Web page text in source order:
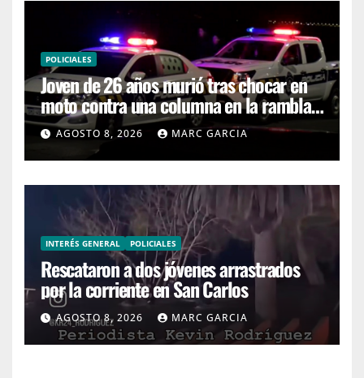
POLICIALES
Joven de 26 años murió tras chocar en
moto contra una columna en la rambla
Mansa
AGOSTO 8, 2026 MARC GARCIA
INTERÉS GENERAL POLICIALES
Rescataron a dos jóvenes arrastrados
por la corriente en San Carlos
AGOSTO 8, 2026 MARC GARCIA